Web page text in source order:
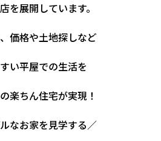
を展開しています。
価格や土地探しなど
い平屋での生活を
楽ちん住宅が実現！
なお家を見学する／